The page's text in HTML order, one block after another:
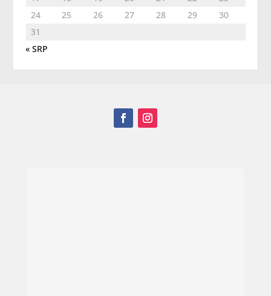
24
25 26 27 28 29
30
31
« SRP